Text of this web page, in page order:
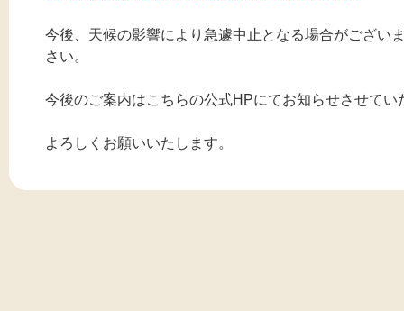
今後、天候の影響により急遽中止となる場合がござい
さい。
今後のご案内はこちらの公式HPにてお知らせさせてい
よろしくお願いいたします。